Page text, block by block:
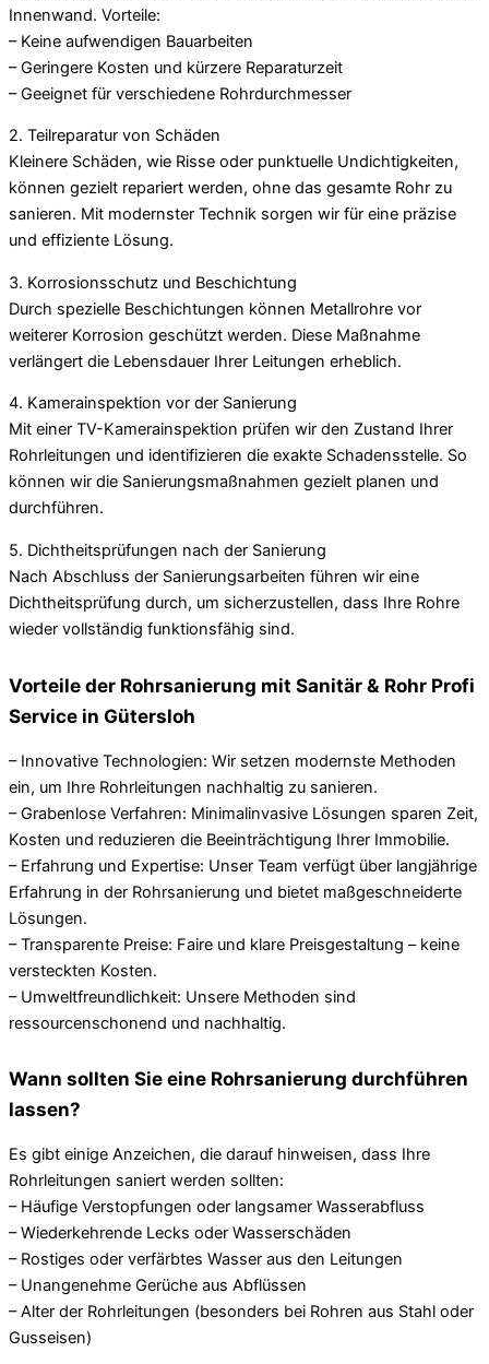
Innenwand. Vorteile:
– Keine aufwendigen Bauarbeiten
– Geringere Kosten und kürzere Reparaturzeit
– Geeignet für verschiedene Rohrdurchmesser
2. Teilreparatur von Schäden
Kleinere Schäden, wie Risse oder punktuelle Undichtigkeiten,
können gezielt repariert werden, ohne das gesamte Rohr zu
sanieren. Mit modernster Technik sorgen wir für eine präzise
und effiziente Lösung.
3. Korrosionsschutz und Beschichtung
Durch spezielle Beschichtungen können Metallrohre vor
weiterer Korrosion geschützt werden. Diese Maßnahme
verlängert die Lebensdauer Ihrer Leitungen erheblich.
4. Kamerainspektion vor der Sanierung
Mit einer TV-Kamerainspektion prüfen wir den Zustand Ihrer
Rohrleitungen und identifizieren die exakte Schadensstelle. So
können wir die Sanierungsmaßnahmen gezielt planen und
durchführen.
5. Dichtheitsprüfungen nach der Sanierung
Nach Abschluss der Sanierungsarbeiten führen wir eine
Dichtheitsprüfung durch, um sicherzustellen, dass Ihre Rohre
wieder vollständig funktionsfähig sind.
Vorteile der Rohrsanierung mit Sanitär & Rohr Profi
Service in Gütersloh
– Innovative Technologien: Wir setzen modernste Methoden
ein, um Ihre Rohrleitungen nachhaltig zu sanieren.
– Grabenlose Verfahren: Minimalinvasive Lösungen sparen Zeit,
Kosten und reduzieren die Beeinträchtigung Ihrer Immobilie.
– Erfahrung und Expertise: Unser Team verfügt über langjährige
Erfahrung in der Rohrsanierung und bietet maßgeschneiderte
Lösungen.
– Transparente Preise: Faire und klare Preisgestaltung – keine
versteckten Kosten.
– Umweltfreundlichkeit: Unsere Methoden sind
ressourcenschonend und nachhaltig.
Wann sollten Sie eine Rohrsanierung durchführen
lassen?
Es gibt einige Anzeichen, die darauf hinweisen, dass Ihre
Rohrleitungen saniert werden sollten:
– Häufige Verstopfungen oder langsamer Wasserabfluss
– Wiederkehrende Lecks oder Wasserschäden
– Rostiges oder verfärbtes Wasser aus den Leitungen
– Unangenehme Gerüche aus Abflüssen
– Alter der Rohrleitungen (besonders bei Rohren aus Stahl oder
Gusseisen)